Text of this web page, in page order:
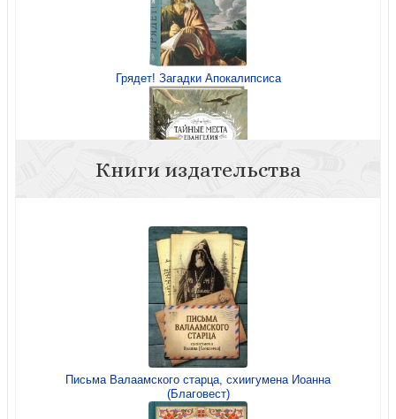
Грядет! Загадки Апокалипсиса
Тайные места Евангелия
Свершилось!
Книги издательства
Письма Валаамского старца, схиигумена Иоанна
(Благовест)